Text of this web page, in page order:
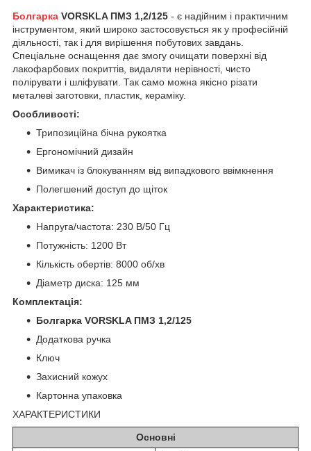
Болгарка VORSKLA ПМЗ 1,2/125 - є надійним і практичним
інструментом, який широко застосовується як у професійній
діяльності, так і для вирішення побутових завдань.
Спеціальне оснащення дає змогу очищати поверхні від
лакофарбових покриттів, видаляти нерівності, чисто
полірувати і шліфувати. Так само можна якісно різати
металеві заготовки, пластик, кераміку.
Особливості:
Трипозиційна бічна рукоятка
Ергономічний дизайн
Вимикач із блокуванням від випадкового ввімкнення
Полегшений доступ до щіток
Характеристика:
Напруга/частота: 230 В/50 Гц
Потужність: 1200 Вт
Кількість обертів: 8000 об/хв
Діаметр диска: 125 мм
Комплектація:
Болгарка VORSKLA ПМЗ 1,2/125
Додаткова ручка
Ключ
Захисний кожух
Картонна упаковка
ХАРАКТЕРИСТИКИ
Основні